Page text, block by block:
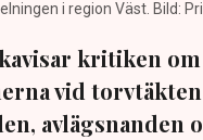
i region Väst. Bild:
kritiken
vid
avlägsnanden